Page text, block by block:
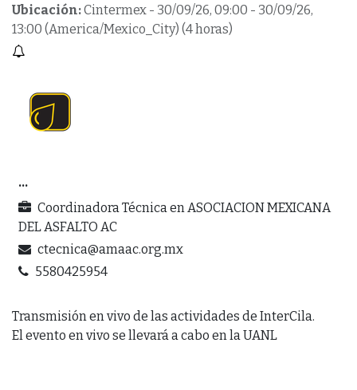
Ubicación:Cintermex - 30/09/26, 09:00 - 30/09/26,
13:00 (America/Mexico_City) (4 horas)
...
Coordinadora TécnicaenASOCIACION MEXICANA
DEL ASFALTO AC
ctecnica@amaac.org.mx
5580425954
Transmisión en vivo de las actividades de InterCila.
El evento en vivo se llevará a cabo en la UANL